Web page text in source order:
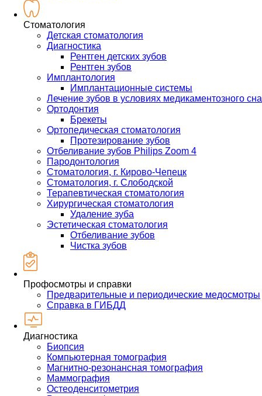
Стоматология
Детская стоматология
Диагностика
Рентген детских зубов
Рентген зубов
Имплантология
Имплантационные системы
Лечение зубов в условиях медикаментозного сна
Ортодонтия
Брекеты
Ортопедическая стоматология
Протезирование зубов
Отбеливание зубов Philips Zoom 4
Пародонтология
Стоматология, г. Кирово-Чепецк
Стоматология, г. Слободской
Терапевтическая стоматология
Хирургическая стоматология
Удаление зуба
Эстетическая стоматология
Отбеливание зубов
Чистка зубов
Профосмотры и справки
Предварительные и периодические медосмотры
Справка в ГИБДД
Диагностика
Биопсия
Компьютерная томография
Магнитно-резонансная томография
Маммография
Остеоденситометрия